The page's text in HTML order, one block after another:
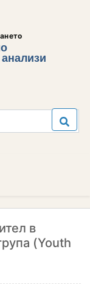
в
(Youth